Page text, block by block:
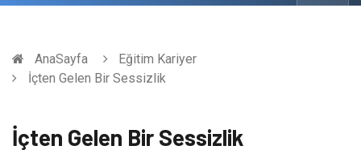
AnaSayfa
Eğitim Kariyer
İçten Gelen Bir Sessizlik
İçten Gelen Bir Sessizlik